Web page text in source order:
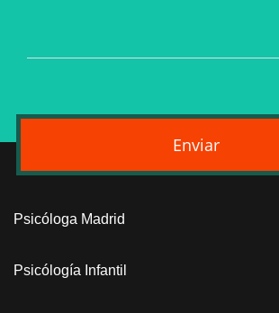
Enviar
Psicóloga Madrid
Psicólogía Infantil